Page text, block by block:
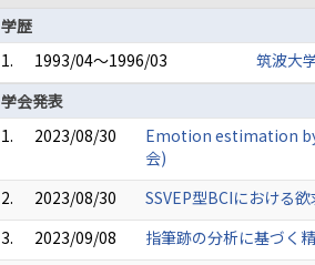
学歴
1.
1993/04～1996/03
筑波大
学会発表
1.
2023/08/30
Emotion estimation
会)
2.
2023/08/30
SSVEP型BCIにおける
3.
2023/09/08
指筆跡の分析に基づく